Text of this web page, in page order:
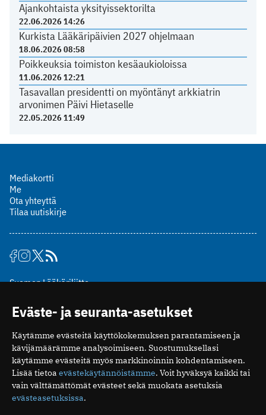
Ajankohtaista yksityissektorilta
22.06.2026 14:26
Kurkista Lääkäripäivien 2027 ohjelmaan
18.06.2026 08:58
Poikkeuksia toimiston kesäaukioloissa
11.06.2026 12:21
Tasavallan presidentti on myöntänyt arkkiatrin
arvonimen Päivi Hietaselle
22.05.2026 11:49
Mediakortti
Me
Ota yhteyttä
Tilaa uutiskirje
Suomen Lääkäriliitto
00510 Helsinki
puh. (09) 393 091
toimitus@potilaanlaakarilehti.fi
ISSN 2323-9476
Eväste- ja seuranta-asetukset
Käytämme evästeitä käyttökokemuksen parantamiseen ja
kävijämäärämme analysoimiseen. Suostumuksellasi
käytämme evästeitä myös markkinoinnin kohdentamiseen.
Lisää tietoa evästekäytännöistämme. Voit hyväksyä kaikki tai
vain välttämättömät evästeet sekä muokata asetuksia
evästeasetuksissa.